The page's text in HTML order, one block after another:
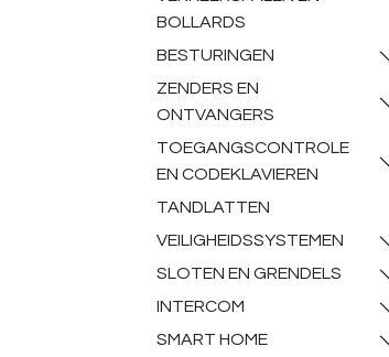
BOLLARDS
BESTURINGEN
ZENDERS EN
ONTVANGERS
TOEGANGSCONTROLE
EN CODEKLAVIEREN
TANDLATTEN
VEILIGHEIDSSYSTEMEN
SLOTEN EN GRENDELS
INTERCOM
SMART HOME